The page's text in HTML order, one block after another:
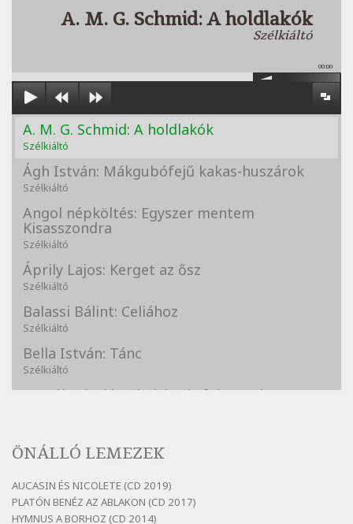
A. M. G. Schmid: A holdlakók
Szélkiáltó
00:00
A. M. G. Schmid: A holdlakók
Szélkiáltó
Ágh István: Mákgubófejű kakas-huszárok
Szélkiáltó
Angol népköltés: Egyszer mentem
Kisasszondra
Szélkiáltó
Áprily Lajos: Kerget az ősz
Szélkiáltó
Balassi Bálint: Celiához
Szélkiáltó
Bella István: Tánc
Szélkiáltó
Bertók László: A kukára is fel vagy írva
Szélkiáltó
Bertók László: Az arcodra, ha nem vigyázol
Szélkiáltó
Bertók László: Dinnye Döme
ÖNÁLLÓ LEMEZEK
AUCASIN ÉS NICOLETE (CD 2019)
PLATÓN BENÉZ AZ ABLAKON (CD 2017)
HYMNUS A BORHOZ (CD 2014)